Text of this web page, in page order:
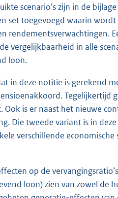
scenario’s zijn in de
set toegevoegd waarin
rendementsverwachtingen.
vergelijkbaarheid in alle
loon.
in deze notitie is gerekend
Tegelijkertijd
is er naast het nieuwe
Die tweede variant is in
verschillende
op de
loon) zien van zowel de